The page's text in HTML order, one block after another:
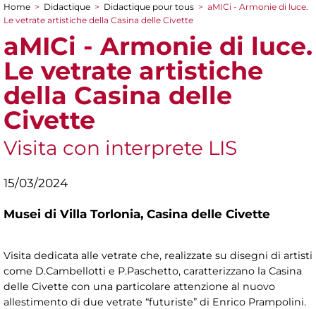
You are here
Home > Didactique > Didactique pour tous > aMICi - Armonie di luce.
Le vetrate artistiche della Casina delle Civette
aMICi - Armonie di luce.
Le vetrate artistiche
della Casina delle
Civette
Visita con interprete LIS
15/03/2024
Musei di Villa Torlonia, Casina delle Civette
Visita dedicata alle vetrate che, realizzate su disegni di artisti
come D.Cambellotti e P.Paschetto, caratterizzano la Casina
delle Civette con una particolare attenzione al nuovo
allestimento di due vetrate “futuriste” di Enrico Prampolini.